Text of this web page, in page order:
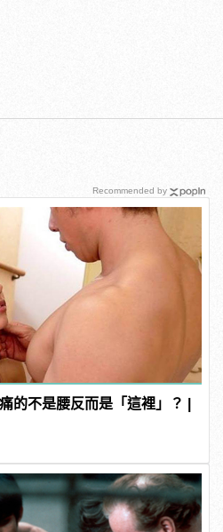
的不是腰反而是「這裡」？ |
Recommended by